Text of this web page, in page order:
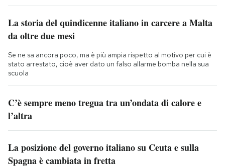
La storia del quindicenne italiano in carcere a Malta
da oltre due mesi
Se ne sa ancora poco, ma è più ampia rispetto al motivo per cui è
stato arrestato, cioè aver dato un falso allarme bomba nella sua
scuola
C’è sempre meno tregua tra un’ondata di calore e
l’altra
La posizione del governo italiano su Ceuta e sulla
Spagna è cambiata in fretta